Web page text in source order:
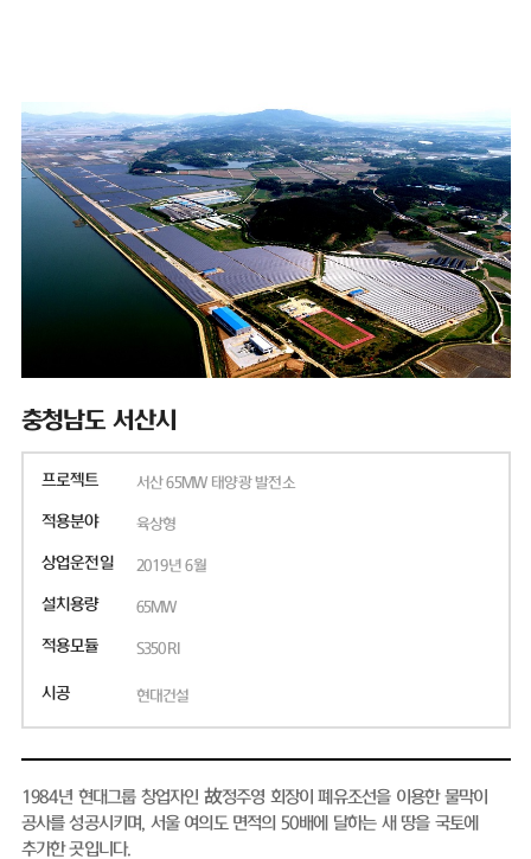
충청남도 서산시
프로젝트 서산 65MW 태양광 발전소
적용분야 육상형
상업운전일 2019년 6월
설치용량 65MW
적용모듈 S350RI
시공 현대건설
1984년 현대그룹 창업자인 故정주영 회장이 폐유조선을 이용한 물막이
공사를 성공시키며, 서울 여의도 면적의 50배에 달하는 새 땅을 국토에
추가한 곳입니다.